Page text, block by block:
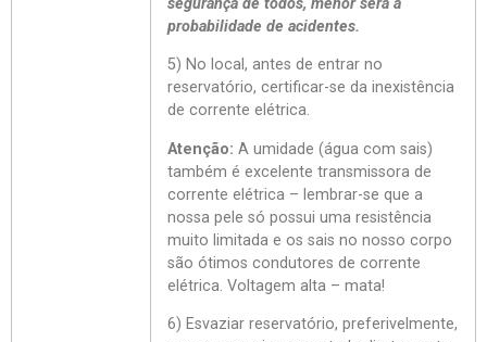
segurança de todos, menor será a
probabilidade de acidentes.
5) No local, antes de entrar no
reservatório, certificar-se da inexistência
de corrente elétrica.
Atenção: A umidade (água com sais)
também é excelente transmissora de
corrente elétrica – lembrar-se que a
nossa pele só possui uma resistência
muito limitada e os sais no nosso corpo
são ótimos condutores de corrente
elétrica. Voltagem alta – mata!
6) Esvaziar reservatório, preferivelmente,